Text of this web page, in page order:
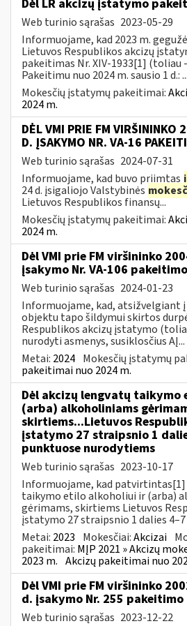
Dėl LR akcizų įstatymo
Web turinio sąrašas 2023-05-29
Informuojame, kad 2023 m.
Lietuvos Respublikos akcizų
pakeitimas Nr. XIV-1933[1] (toliau
Pakeitimu nuo 2024 m. sausio 1 d.: ...
Mokesčių įstatymų pakeitimai:
2024 m.
DĖL VMI PRIE FM VIRŠININKO
D. ĮSAKYMO NR. VA-16
Web turinio sąrašas 2024-07-31
Informuojame, kad buvo priimtas
24 d. įsigaliojo Valstybinės
Lietuvos Respublikos finansų...
Mokesčių įstatymų pakeitimai:
2024 m.
Dėl VMI prie FM viršininko
įsakymo Nr. VA-106 pakeitimo
Web turinio sąrašas 2024-01-23
Informuojame, kad, atsižvelgiant į
objektu tapo šildymui skirtos
Respublikos akcizų įstatymo
nurodyti asmenys, susiklosčius AĮ...
Metai: 2024 Mokesčių įstatymų
pakeitimai nuo 2024 m.
Dėl akcizų lengvatų taikymo
(arba) alkoholiniams
skirtiems...Lietuvos
įstatymo 27 straipsnio 1
punktuose nurodytiems
Web turinio sąrašas 2023-10-17
Informuojame, kad patvirtintas[1]
taikymo etilo alkoholiui ir (arba)
gėrimams, skirtiems Lietuvos
įstatymo 27 straipsnio 1 dalies
Metai: 2023 Mokesčiai:Akcizai
pakeitimai: MĮP 2021 » Akcizų
2023 m. Akcizų pakeitimai nuo
Dėl VMI prie FM viršininko
d. įsakymo Nr. 255 pakeitimo
Web turinio sąrašas 2023-12-22